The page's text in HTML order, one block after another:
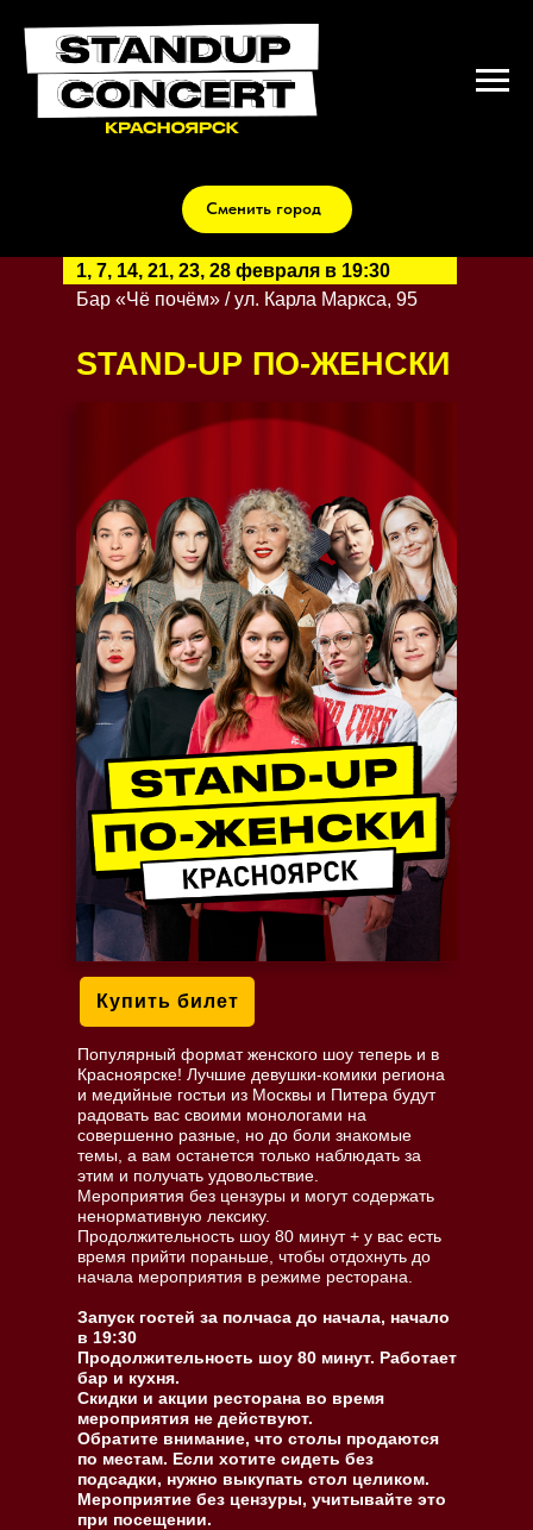
Сменить город
Популярный формат женского шоу теперь и в
Красноярске! Лучшие девушки-комики региона
и медийные гостьи из Москвы и Питера будут
радовать вас своими монологами на
совершенно разные, но до боли знакомые
темы, а вам останется только наблюдать за
этим и получать удовольствие.
Мероприятия без цензуры и могут содержать
ненормативную лексику.
Продолжительность шоу 80 минут + у вас есть
время прийти пораньше, чтобы отдохнуть до
начала мероприятия в режиме ресторана.
Запуск гостей за полчаса до начала, начало
в 19:30
Продолжительность шоу 80 минут. Работает
бар и кухня.
Скидки и акции ресторана во время
мероприятия не действуют.
Обратите внимание, что столы продаются
по местам. Если хотите сидеть без
подсадки, нужно выкупать стол целиком.
Мероприятие без цензуры, учитывайте это
при посещении.
Купить билет
1, 7, 14, 21, 23, 28 февраля в 19:30
Бар «Чё почём» /ул. Карла Маркса, 95
STAND-UP ПО-ЖЕНСКИ